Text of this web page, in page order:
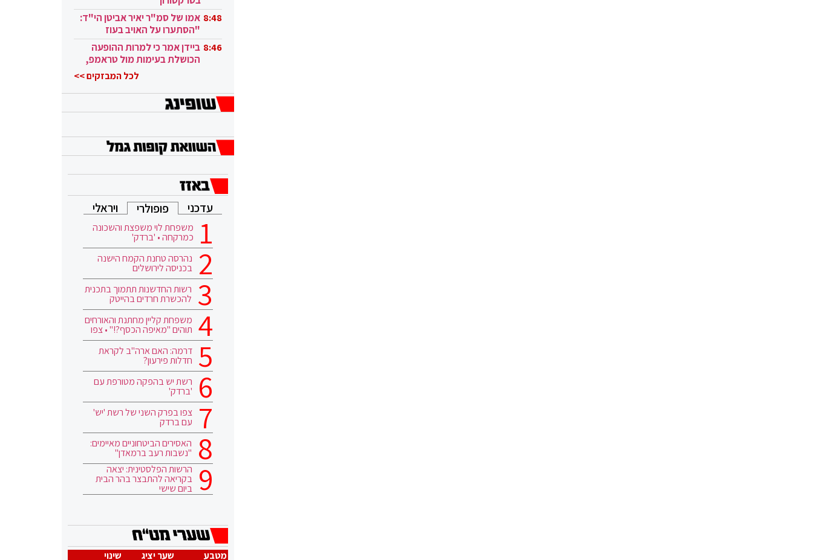
8:48 אמו של סמ"ר יאיר אביטן הי"ד:
"הסתערו על האויב בעוז
ובגבורה" 8:46 ביידן אמר כי למרות ההופעה
הכושלת בעימות מול טראמפ,
לכל המבזקים >>
עדכני פופולרי ויראלי
משפחת לוי משפצת והשכונה
כמרקחה • 'ברדק'
נהרסה טחנת הקמח הישנה
בכניסה לירושלים
רשות החדשנות תתמוך בתכנית
להכשרת חרדים בהייטק
משפחת קליין מחתנת והאורחים
תוהים "מאיפה הכסף?!" • צפו
דרמה: האם ארה"ב לקראת
חדלות פירעון?
רשת יש בהפקה מטורפת עם
'ברדק'
צפו בפרק השני של רשת 'יש'
עם ברדק
האסירים הביטחוניים מאיימים:
"נשבות רעב ברמאדן"
הרשות הפלסטינית: יצאה
בקריאה להתבצר בהר הבית
ביום שישי
מטבע שער יציג
שינוי